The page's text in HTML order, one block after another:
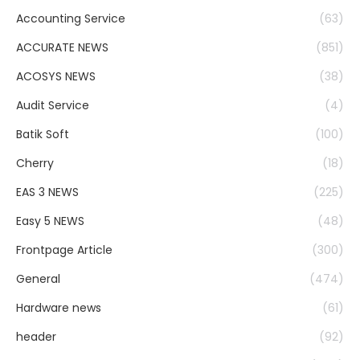
Accounting Service
(63)
ACCURATE NEWS
(851)
ACOSYS NEWS
(38)
Audit Service
(4)
Batik Soft
(100)
Cherry
(18)
EAS 3 NEWS
(225)
Easy 5 NEWS
(48)
Frontpage Article
(300)
General
(474)
Hardware news
(61)
header
(92)